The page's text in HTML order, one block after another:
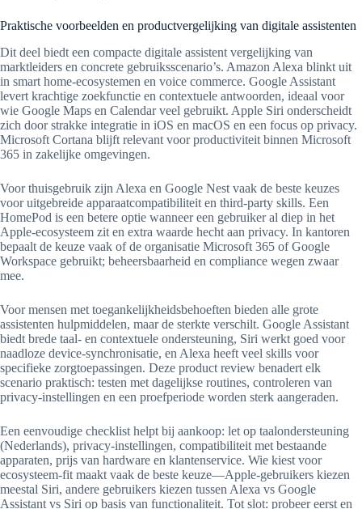
Praktische voorbeelden en productvergelijking van digitale assistenten
Dit deel biedt een compacte digitale assistent vergelijking van
marktleiders en concrete gebruiksscenario’s. Amazon Alexa blinkt uit
in smart home-ecosystemen en voice commerce. Google Assistant
levert krachtige zoekfunctie en contextuele antwoorden, ideaal voor
wie Google Maps en Calendar veel gebruikt. Apple Siri onderscheidt
zich door strakke integratie in iOS en macOS en een focus op privacy.
Microsoft Cortana blijft relevant voor productiviteit binnen Microsoft
365 in zakelijke omgevingen.
Voor thuisgebruik zijn Alexa en Google Nest vaak de beste keuzes
voor uitgebreide apparaatcompatibiliteit en third-party skills. Een
HomePod is een betere optie wanneer een gebruiker al diep in het
Apple-ecosysteem zit en extra waarde hecht aan privacy. In kantoren
bepaalt de keuze vaak of de organisatie Microsoft 365 of Google
Workspace gebruikt; beheersbaarheid en compliance wegen zwaar
mee.
Voor mensen met toegankelijkheidsbehoeften bieden alle grote
assistenten hulpmiddelen, maar de sterkte verschilt. Google Assistant
biedt brede taal- en contextuele ondersteuning, Siri werkt goed voor
naadloze device-synchronisatie, en Alexa heeft veel skills voor
specifieke zorgtoepassingen. Deze product review benadert elk
scenario praktisch: testen met dagelijkse routines, controleren van
privacy-instellingen en een proefperiode worden sterk aangeraden.
Een eenvoudige checklist helpt bij aankoop: let op taalondersteuning
(Nederlands), privacy-instellingen, compatibiliteit met bestaande
apparaten, prijs van hardware en klantenservice. Wie kiest voor
ecosysteem-fit maakt vaak de beste keuze—Apple-gebruikers kiezen
meestal Siri, andere gebruikers kiezen tussen Alexa vs Google
Assistant vs Siri op basis van functionaliteit. Tot slot: probeer eerst en